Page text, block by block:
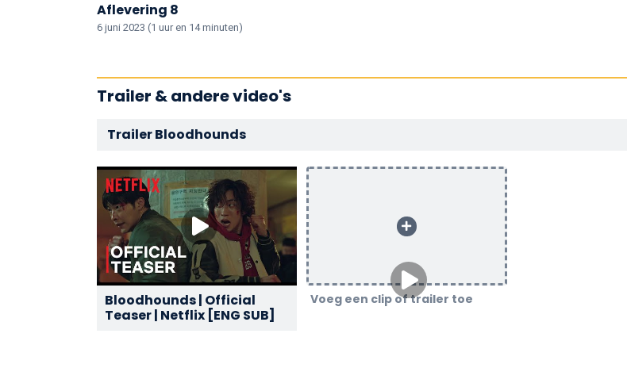
Aflevering 8
6 juni 2023 (1 uur en 14 minuten)
Trailer & andere video's
Trailer Bloodhounds
Bloodhounds | Official
Teaser | Netflix [ENG SUB]
Voeg een clip of trailer toe